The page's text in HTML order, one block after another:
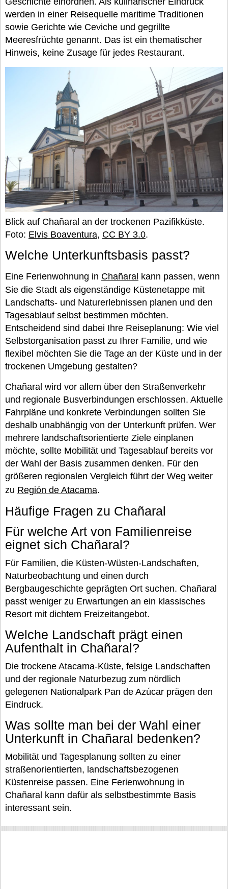
werden in einer Reisequelle maritime Traditionen
sowie Gerichte wie Ceviche und gegrillte
Meeresfrüchte genannt. Das ist ein thematischer
Hinweis, keine Zusage für jedes Restaurant.
Blick auf Chañaral an der trockenen Pazifikküste.
Foto: Elvis Boaventura, CC BY 3.0.
Welche Unterkunftsbasis passt?
Eine Ferienwohnung in Chañaral kann passen, wenn
Sie die Stadt als eigenständige Küstenetappe mit
Landschafts- und Naturerlebnissen planen und den
Tagesablauf selbst bestimmen möchten.
Entscheidend sind dabei Ihre Reiseplanung: Wie viel
Selbstorganisation passt zu Ihrer Familie, und wie
flexibel möchten Sie die Tage an der Küste und in der
trockenen Umgebung gestalten?
Chañaral wird vor allem über den Straßenverkehr
und regionale Busverbindungen erschlossen. Aktuelle
Fahrpläne und konkrete Verbindungen sollten Sie
deshalb unabhängig von der Unterkunft prüfen. Wer
mehrere landschaftsorientierte Ziele einplanen
möchte, sollte Mobilität und Tagesablauf bereits vor
der Wahl der Basis zusammen denken. Für den
größeren regionalen Vergleich führt der Weg weiter
zu Región de Atacama.
Häufige Fragen zu Chañaral
Für welche Art von Familienreise
eignet sich Chañaral?
Für Familien, die Küsten-Wüsten-Landschaften,
Naturbeobachtung und einen durch
Bergbaugeschichte geprägten Ort suchen. Chañaral
passt weniger zu Erwartungen an ein klassisches
Resort mit dichtem Freizeitangebot.
Welche Landschaft prägt einen
Aufenthalt in Chañaral?
Die trockene Atacama-Küste, felsige Landschaften
und der regionale Naturbezug zum nördlich
gelegenen Nationalpark Pan de Azúcar prägen den
Eindruck.
Was sollte man bei der Wahl einer
Unterkunft in Chañaral bedenken?
Mobilität und Tagesplanung sollten zu einer
straßenorientierten, landschaftsbezogenen
Küstenreise passen. Eine Ferienwohnung in
Chañaral kann dafür als selbstbestimmte Basis
interessant sein.